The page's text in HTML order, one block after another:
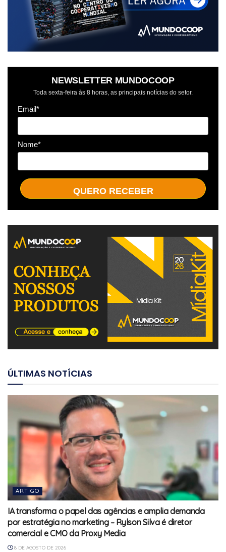
NEWSLETTER MUNDOCOOP
Toda sexta-feira às 8 horas, as principais notícias do setor.
Email*
Nome*
QUERO RECEBER
ÚLTIMAS NOTÍCIAS
ARTIGO
IA transforma o papel das agências e amplia demanda
por estratégia no marketing – Rylson Silva é diretor
comercial e CMO da Proxy Media
8 DE AGOSTO DE 2026